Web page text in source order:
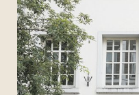
Archiv 2015
Archiv 2014
Archiv 2013